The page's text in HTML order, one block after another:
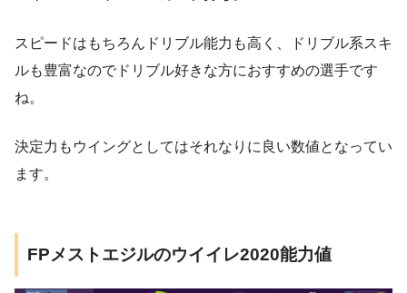
スピードはもちろんドリブル能力も高く、ドリブル系スキ
ルも豊富なのでドリブル好きな方におすすめの選手です
ね。
決定力もウイングとしてはそれなりに良い数値となってい
ます。
FPメストエジルのウイイレ2020能力値